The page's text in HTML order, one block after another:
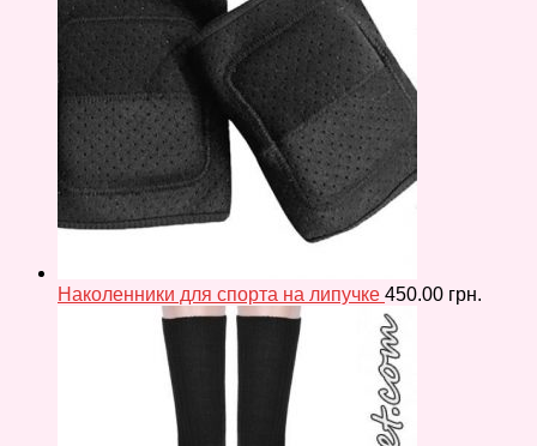
Наколенники для спорта на липучке 450.00 грн.